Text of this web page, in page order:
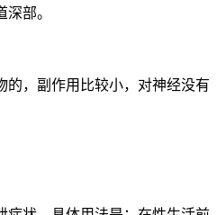
部。
的，副作用比较小，对神经没有